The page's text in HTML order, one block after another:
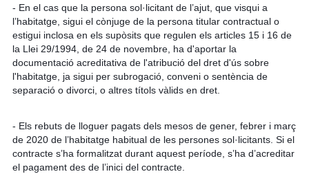
- En el cas que la persona sol·licitant de l’ajut, que visqui a
l’habitatge, sigui el cònjuge de la persona titular contractual o
estigui inclosa en els supòsits que regulen els articles 15 i 16 de
la Llei 29/1994, de 24 de novembre, ha d'aportar la
documentació acreditativa de l'atribució del dret d'ús sobre
l'habitatge, ja sigui per subrogació, conveni o sentència de
separació o divorci, o altres títols vàlids en dret.
- Els rebuts de lloguer pagats dels mesos de gener, febrer i març
de 2020 de l’habitatge habitual de les persones sol·licitants. Si el
contracte s’ha formalitzat durant aquest període, s’ha d’acreditar
el pagament des de l’inici del contracte.